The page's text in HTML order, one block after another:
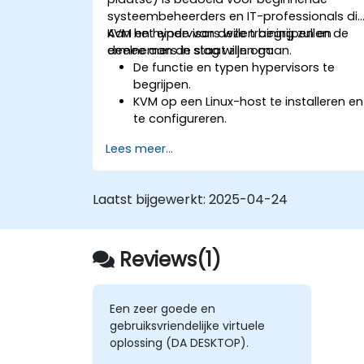
systeembeheerders en IT-professionals
KVM en hypervisors willen begrijpen en
ermee aan de slag willen gaan.
Aan het einde van deze training zullen de
deelnemers in staat zijn om:
De functie en typen hypervisors te
begrijpen.
KVM op een Linux-host te installeren en
te configureren.
en eventuele problemen daarbij op te
lossen.
voor VM-omgevingen in te stellen.
Lees meer...
Laatst bijgewerkt: 2025-04-24
Reviews(1)
Een zeer goede en
gebruiksvriendelijke virtuele
oplossing (DA DESKTOP).